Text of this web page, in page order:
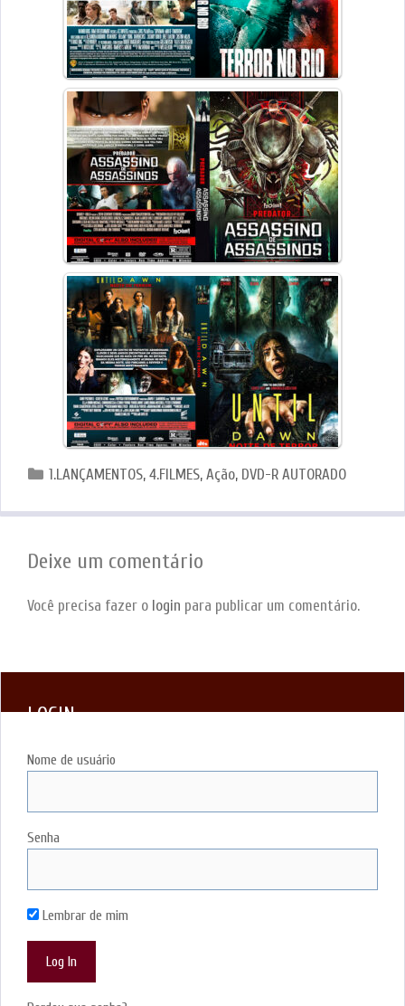
Categorias
1.LANÇAMENTOS,4.FILMES,Ação, DVD-R AUTORADO
Deixe um comentário
Você precisa fazer o login para publicar um comentário.
LOGIN
Nome de usuário
Senha
Lembrar de mim